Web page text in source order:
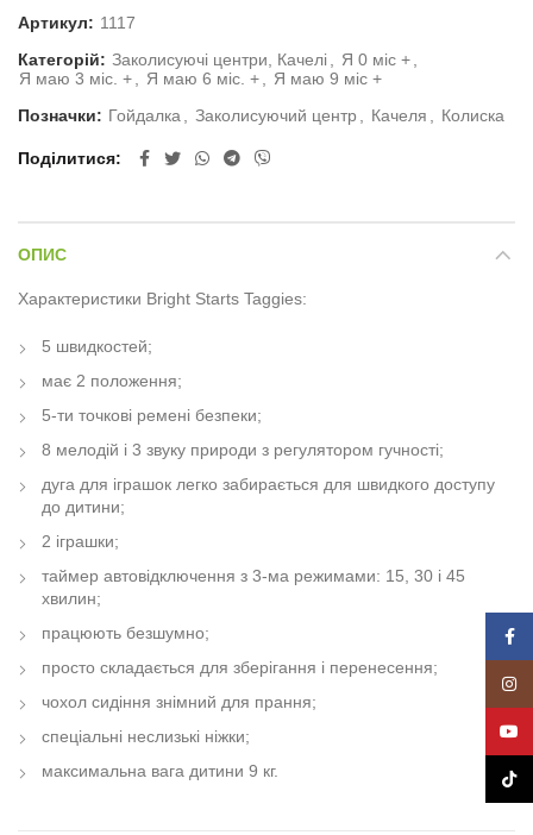
Артикул: 1117
Категорій: Заколисуючі центри, Качелі, Я 0 міс +,
Я маю 3 міс. +, Я маю 6 міс. +, Я маю 9 міс +
Позначки: Гойдалка, Заколисуючий центр, Качеля , Колиска
Поділитися
ОПИС
Характеристики Bright Starts Taggies:
5 швидкостей;
має 2 положення;
5-ти точкові ремені безпеки;
8 мелодій і 3 звуку природи з регулятором гучності;
дуга для іграшок легко забирається для швидкого доступу
до дитини;
2 іграшки;
таймер автовідключення з 3-ма режимами: 15, 30 і 45
хвилин;
працюють безшумно;
просто складається для зберігання і перенесення;
чохол сидіння знімний для прання;
спеціальні неслизькі ніжки;
максимальна вага дитини 9 кг.